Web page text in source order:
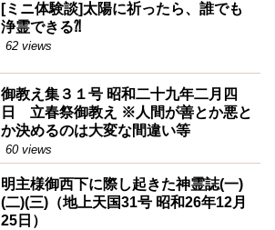
[ミニ体験談]太陽に祈ったら、誰でも
浄霊できる⁈
62 views
御教え集３１号 昭和二十九年二月四
日 立春祭御教え ※人間が善とか悪と
か決めるのは大変な間違い等
60 views
明主様御西下に際し起きた神霊誌(一)
(二)(三)（地上天国31号 昭和26年12月
25日）